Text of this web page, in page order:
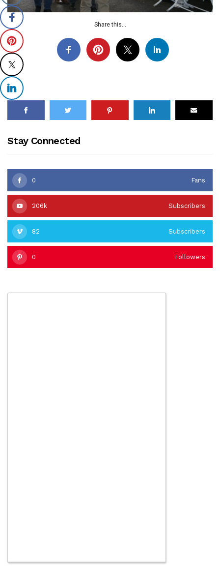
Share this...
Stay Connected
0 Fans
206k Subscribers
82 Subscribers
0 Followers